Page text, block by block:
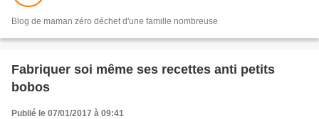
Blog de maman zéro déchet d'une famille nombreuse
Fabriquer soi même ses recettes anti petits
bobos
Publié le 07/01/2017 à 09:41